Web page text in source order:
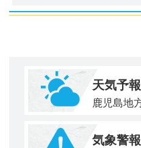
天気予報
鹿児島地
気象警